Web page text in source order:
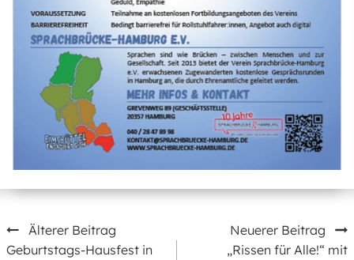
Beitragsnavigation
Älterer Beitrag
Geburtstags-Hausfest in
Neuerer Beitrag
„Rissen für Alle!“ mit